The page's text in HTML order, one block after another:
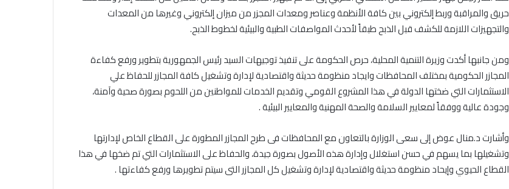
حريق والمراقبة وربط إلكتروني بين كافة الأنظمة وعناصر ومعدات المجزر من ميزان إلكتروني وغيرها من المعدات
والتجهيزات اللازمة للكشف قبل الذبح طبقاً لأحدث المواصفات الطبية والبيئية لخطوط الذبح.
ومن جانبها أكدت وزيرة التنمية المحلية، حرص الحكومة على تنفيذ توجيهات السيد رئيس الجمهورية بتطوير ورفع كفاءة
المجازر الحكومية بمختلف المحافظات وايجاد منظومة حديثة واقتصادية لإدارة وتشغيل كافة المجازر للحفاظ علي
الاستثمارات التي ضختها الدولة في هذا المشروع القومي وتقديم الخدمات للمواطنين من اللحوم بصورة صحية وآمنة،
وجودة عالية ووفقاً لمعايير السلامة والصحة المهنية والمعايير البيئية .
وأشارت د.منال عوض إلى سعى الوزارة بالتعاون مع المحافظات فى طرح المجازر المطورة على القطاع الخاص لإدارتها
وتشغيلها بما يسهم في حسن استغلال وإدارة هذه الأصول بصورة جيدة، والحفاظ على الاستثمارات التي تم ضخها في هذا
القطاع الحيوي وإيحاد منظومة حديثة واقتصادية لإدارة وتشغيل كل المجازر التى سيتم تطويرها ورفع كفاءتها .
ومصدر
لتحقيق